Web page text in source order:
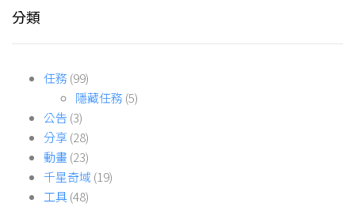
分類
任務 (99)
隱藏任務 (5)
公告 (3)
分享(28)
動畫(23)
千星奇域 (19)
工具(48)